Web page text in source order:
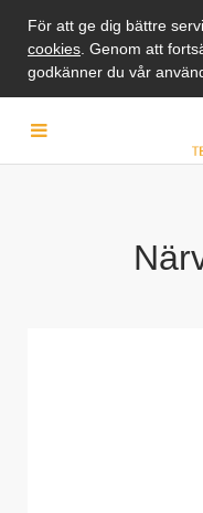
För att ge dig bättre
cookies . Genom att
godkänner du vår